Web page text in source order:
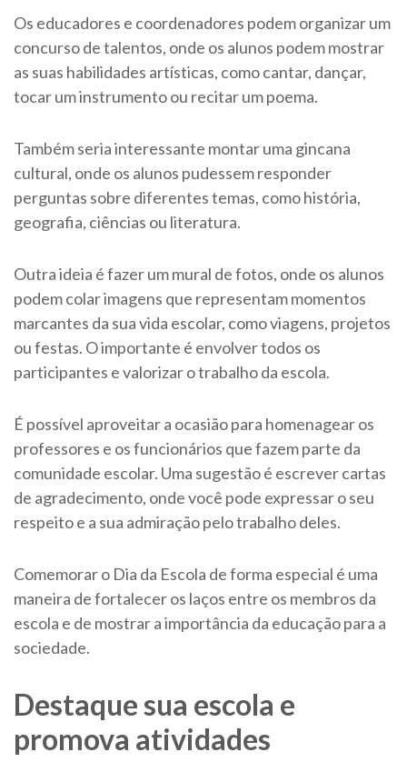
Os educadores e coordenadores podem organizar um
concurso de talentos, onde os alunos podem mostrar
as suas habilidades artísticas, como cantar, dançar,
tocar um instrumento ou recitar um poema.
Também seria interessante montar uma gincana
cultural, onde os alunos pudessem responder
perguntas sobre diferentes temas, como história,
geografia, ciências ou literatura.
Outra ideia é fazer um mural de fotos, onde os alunos
podem colar imagens que representam momentos
marcantes da sua vida escolar, como viagens, projetos
ou festas. O importante é envolver todos os
participantes e valorizar o trabalho da escola.
É possível aproveitar a ocasião para homenagear os
professores e os funcionários que fazem parte da
comunidade escolar. Uma sugestão é escrever cartas
de agradecimento, onde você pode expressar o seu
respeito e a sua admiração pelo trabalho deles.
Comemorar o Dia da Escola de forma especial é uma
maneira de fortalecer os laços entre os membros da
escola e de mostrar a importância da educação para a
sociedade.
Destaque sua escola e
promova atividades